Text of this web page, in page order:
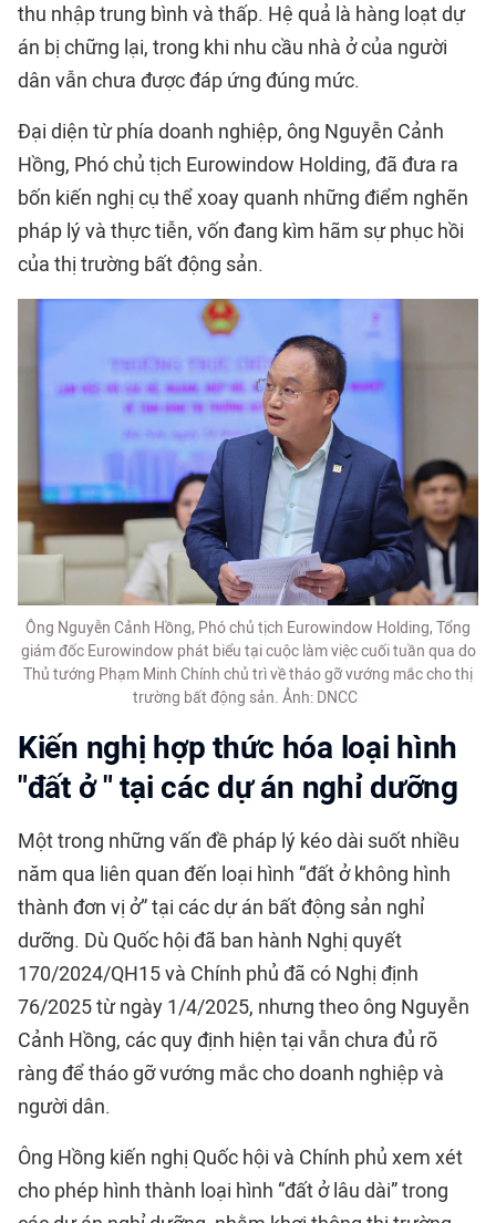
thu nhập trung bình và thấp. Hệ quả là hàng loạt dự
án bị chững lại, trong khi nhu cầu nhà ở của người
dân vẫn chưa được đáp ứng đúng mức.
Đại diện từ phía doanh nghiệp, ông Nguyễn Cảnh
Hồng, Phó chủ tịch Eurowindow Holding, đã đưa ra
bốn kiến nghị cụ thể xoay quanh những điểm nghẽn
pháp lý và thực tiễn, vốn đang kìm hãm sự phục hồi
của thị trường bất động sản.
Ông Nguyễn Cảnh Hồng, Phó chủ tịch Eurowindow Holding, Tổng
giám đốc Eurowindow phát biểu tại cuộc làm việc cuối tuần qua do
Thủ tướng Phạm Minh Chính chủ trì về tháo gỡ vướng mắc cho thị
trường bất động sản. Ảnh: DNCC
Kiến nghị hợp thức hóa loại hình
"đất ở " tại các dự án nghỉ dưỡng
Một trong những vấn đề pháp lý kéo dài suốt nhiều
năm qua liên quan đến loại hình “đất ở không hình
thành đơn vị ở” tại các dự án bất động sản nghỉ
dưỡng. Dù Quốc hội đã ban hành Nghị quyết
170/2024/QH15 và Chính phủ đã có Nghị định
76/2025 từ ngày 1/4/2025, nhưng theo ông Nguyễn
Cảnh Hồng, các quy định hiện tại vẫn chưa đủ rõ
ràng để tháo gỡ vướng mắc cho doanh nghiệp và
người dân.
Ông Hồng kiến nghị Quốc hội và Chính phủ xem xét
cho phép hình thành loại hình “đất ở lâu dài” trong